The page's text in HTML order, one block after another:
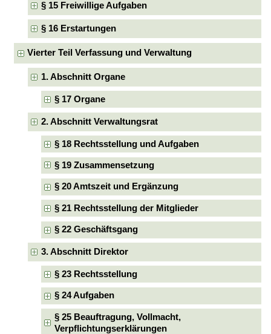
§ 15 Freiwillige Aufgaben
§ 16 Erstartungen
Vierter Teil Verfassung und Verwaltung
1. Abschnitt Organe
§ 17 Organe
2. Abschnitt Verwaltungsrat
§ 18 Rechtsstellung und Aufgaben
§ 19 Zusammensetzung
§ 20 Amtszeit und Ergänzung
§ 21 Rechtsstellung der Mitglieder
§ 22 Geschäftsgang
3. Abschnitt Direktor
§ 23 Rechtsstellung
§ 24 Aufgaben
§ 25 Beauftragung, Vollmacht,
Verpflichtungserklärungen